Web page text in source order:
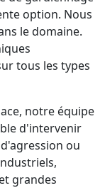
option. Nous
le domaine.
tous les types
notre équipe
d'intervenir
ou
grandes